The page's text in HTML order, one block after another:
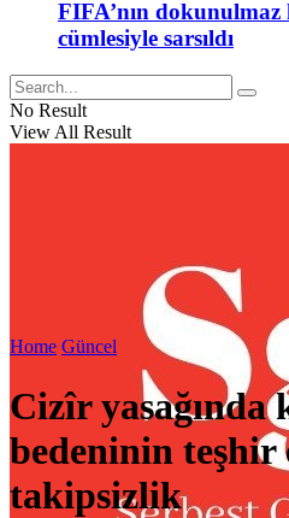
FIFA’nın dokunulmaz
cümlesiyle sarsıldı
No Result
View All Result
Home Güncel
Cizîr yasağında
bedeninin teşhir
takipsizlik